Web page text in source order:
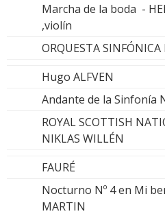
Marcha de la boda -
,violín
ORQUESTA
Hugo ALFVEN
Andante de la Sinfonía
ROYAL SCOTTISH
NIKLAS WILLÉN
FAURÉ
Nocturno Nº 4 en Mi
MARTIN